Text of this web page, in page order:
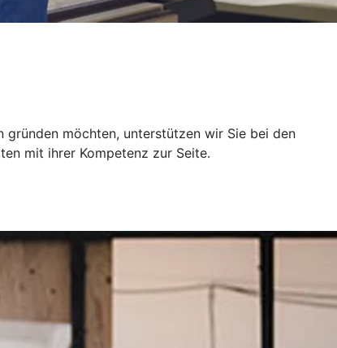
gründen möchten, unterstützen wir Sie bei den
mit ihrer Kompetenz zur Seite.